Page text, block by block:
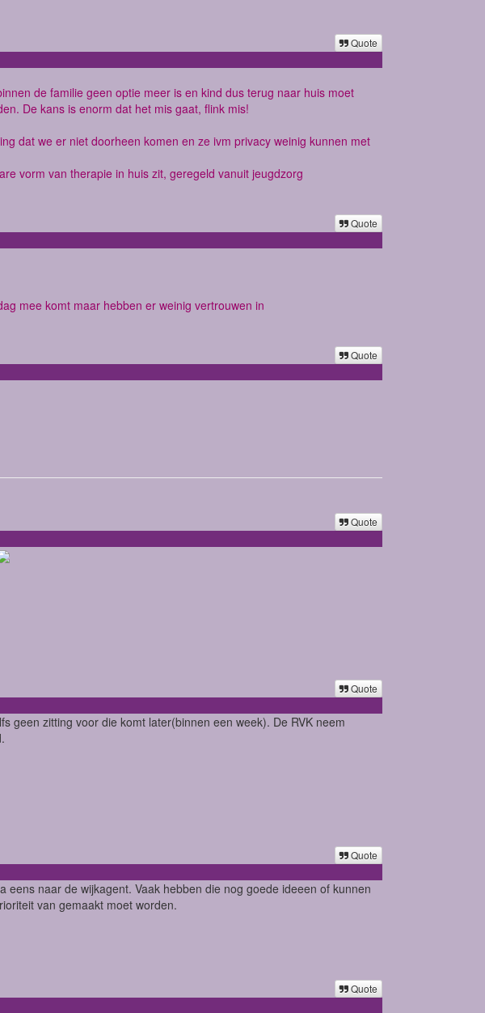
Quote
de familie geen optie meer is en kind dus terug naar huis moet
De kans is enorm dat het mis gaat, flink mis!
dat we er niet doorheen komen en ze ivm privacy weinig kunnen met
vorm van therapie in huis zit, geregeld vanuit jeugdzorg
Quote
mee komt maar hebben er weinig vertrouwen in
Quote
Quote
Quote
geen zitting voor die komt later(binnen een week). De RVK neem
Quote
naar de wijkagent. Vaak hebben die nog goede ideeen of kunnen
van gemaakt moet worden.
Quote